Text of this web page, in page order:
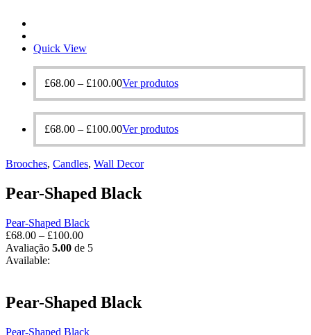
Quick View
£68.00 – £100.00Ver produtos
£68.00 – £100.00Ver produtos
Brooches‎, Candles, Wall Decor
Pear-Shaped Black
Pear-Shaped Black
£68.00 – £100.00
Avaliação 5.00 de 5
Available:
Pear-Shaped Black
Pear-Shaped Black